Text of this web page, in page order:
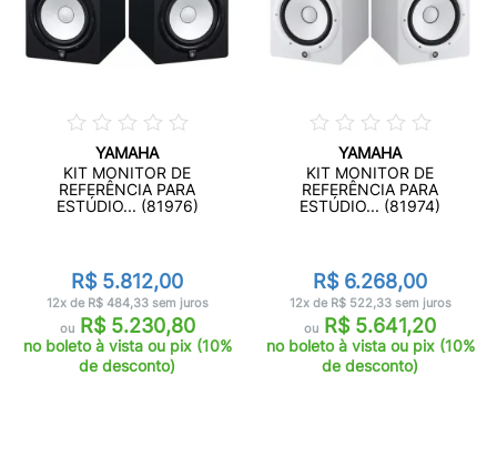
YAMAHA
KIT MONITOR DE
REFERÊNCIA PARA
ESTÚDIO... (81976)
R$ 5.812,00
12x de R$ 484,33 sem juros
ouR$ 5.230,80
no boleto à vista ou pix (10%
de desconto)
YAMAHA
KIT MONITOR DE
REFERÊNCIA PARA
ESTÚDIO... (81974)
R$ 6.268,00
12x de R$ 522,33 sem juros
ou R$ 5.641,20
no boleto à vista ou pix (10%
de desconto)